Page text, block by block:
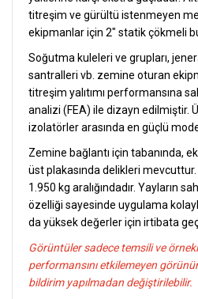
titreşim ve gürültü istenmeyen
ekipmanlar için 2" statik çökmeli
Soğutma kuleleri ve grupları,
santralleri vb. zemine oturan
titreşim yalıtımı performansına
analizi (FEA) ile dizayn edilmiştir.
izolatörler arasında en güçlü
Zemine bağlantı için tabanında,
üst plakasında delikleri
1.950 kg aralığındadır. Yayların
özelliği sayesinde uygulama
da yüksek değerler için irtibata
Görüntüler sadece temsili ve
performansını etkilemeyen
bildirim yapılmadan değiştirilebilir.